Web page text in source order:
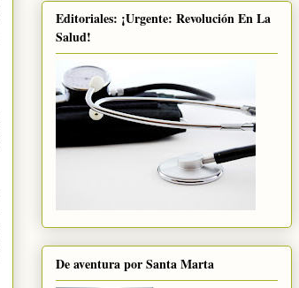
Editoriales: ¡Urgente: Revolución En La
Salud!
De aventura por Santa Marta